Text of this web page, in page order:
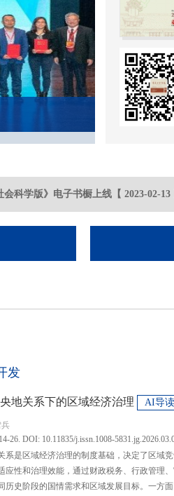
科学版》电子书橱上线【 2023-02-13】
发
地关系下的区域经济治理 AI导读
兵
26. DOI: 10.11835/j.issn.1008-
系是区域经济治理的制度基础，决定了区域
应性和治理效能，通过财政税务、行政管理
历史阶段的国情需求和区域发展目标。一方